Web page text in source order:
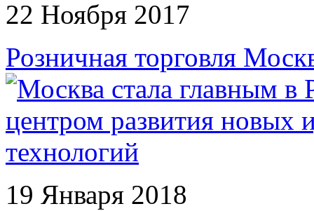
22 Ноября 2017
Розничная торговля
19 Января 2018